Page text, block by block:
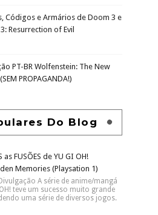
Códigos e Armários de Doom 3 e
Resurrection of Evil
PT-BR Wolfenstein: The New
PROPAGANDA!)
Do Blog
as FUSÕES de YU GI OH!
Memories (Playsation 1)
A série de anime/mangá
teve um sucesso muito grande
uma série de diversos jogos.